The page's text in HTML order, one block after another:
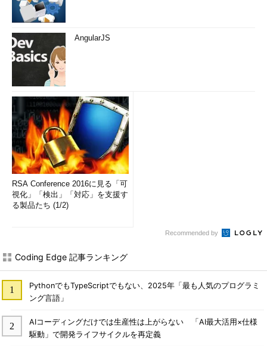
AngularJS
RSA Conference 2016に見る「可
視化」「検出」「対応」を支援す
る製品たち (1/2)
Recommended by
Coding Edge 記事ランキング
PythonでもTypeScriptでもない、2025年「最も人気のプログラミ
ング言語」
AIコーディングだけでは生産性は上がらない 「AI最大活用×仕様
駆動」で開発ライフサイクルを再定義